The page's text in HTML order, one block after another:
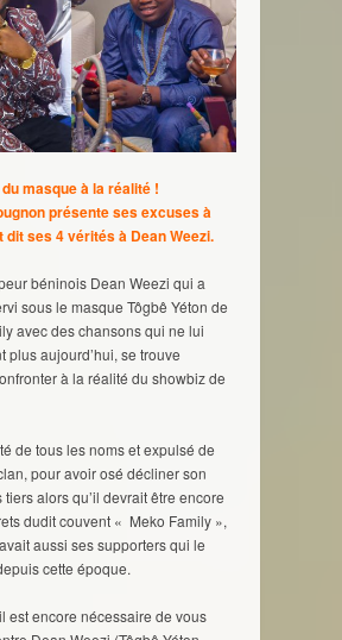
masque à la réalité !
présente ses excuses à
dit ses 4 vérités à Dean Weezi.
béninois Dean Weezi qui a
sous le masque Tôgbê Yéton de
avec des chansons qui ne lui
plus aujourd’hui, se trouve
à la réalité du showbiz de
de tous les noms et expulsé de
pour avoir osé décliner son
alors qu’il devrait être encore
dudit couvent « Meko Family »,
aussi ses supporters qui le
cette époque.
est encore nécessaire de vous